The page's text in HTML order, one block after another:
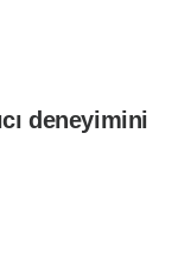
deneyimini